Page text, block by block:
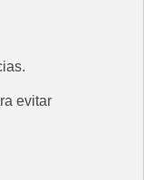
evitar